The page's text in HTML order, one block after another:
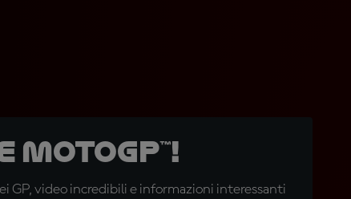
GP, video incredibili e informazioni interessanti